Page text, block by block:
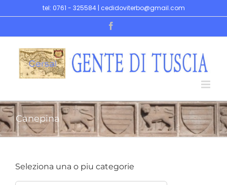
to
tel: 0761 - 325584 | cedidoviterbo@gmail.com
Canepina
Seleziona una o piu categorie